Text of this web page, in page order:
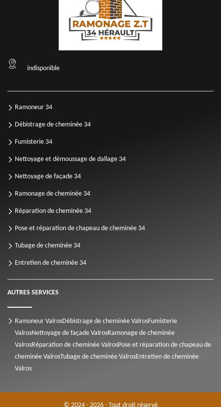
indisponible
Ramoneur 34
Débistrage de cheminée 34
Fumisterie 34
Nettoyage et démoussage de dallage 34
Nettoyage de façade 34
Ramonage de cheminée 34
Réparation de cheminée 34
Pose et réparation de chapeau de cheminée 34
Tubage de cheminée 34
Entretien de cheminée 34
AUTRES SERVICES
Ramoneur ValrosDébistrage de cheminée ValrosFumisterie
ValrosNettoyage de façade ValrosRamonage de cheminée
ValrosRéparation de cheminée ValrosPose et réparation de chapeau de
cheminée ValrosTubage de cheminée ValrosEntretien de cheminée
Valros
© 2024 - 2026 - Tout droit réservé